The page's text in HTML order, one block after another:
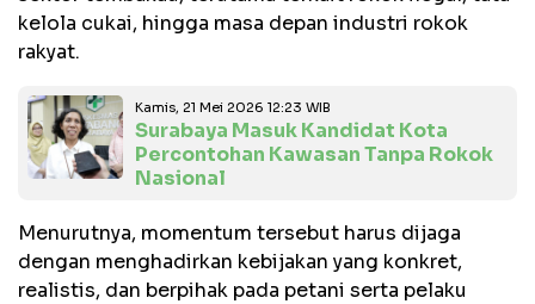
kelola cukai, hingga masa depan industri rokok
rakyat.
Kamis, 21 Mei 2026 12:23 WIB
Surabaya Masuk Kandidat Kota
Percontohan Kawasan Tanpa Rokok
Nasional
Menurutnya, momentum tersebut harus dijaga
dengan menghadirkan kebijakan yang konkret,
realistis, dan berpihak pada petani serta pelaku